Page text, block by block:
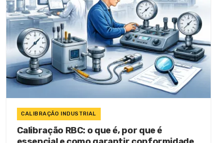
CALIBRAÇÃO INDUSTRIAL
Calibração RBC: o que é, por que é